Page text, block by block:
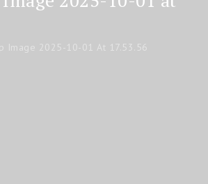
Image 2025-10-01 At 17.53.56